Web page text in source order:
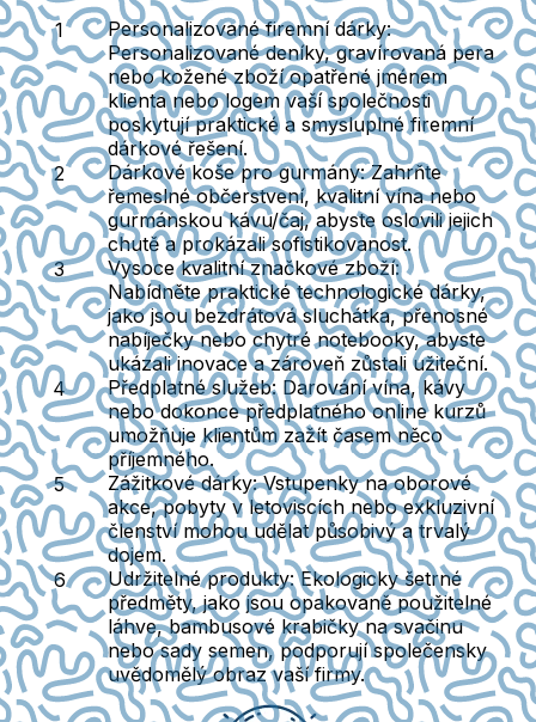
Personalizované firemní dárky:
Personalizované deníky, gravírovaná pera
nebo kožené zboží opatřené jménem
klienta nebo logem vaší společnosti
poskytují praktické a smysluplné firemní
dárkové řešení.
Dárkové koše pro gurmány: Zahrňte
řemeslné občerstvení, kvalitní vína nebo
gurmánskou kávu/čaj, abyste oslovili jejich
chutě a prokázali sofistikovanost.
Vysoce kvalitní značkové zboží:
Nabídněte praktické technologické dárky,
jako jsou bezdrátová sluchátka, přenosné
nabíječky nebo chytré notebooky, abyste
ukázali inovace a zároveň zůstali užiteční.
Předplatné služeb: Darování vína, kávy
nebo dokonce předplatného online kurzů
umožňuje klientům zažít časem něco
příjemného.
Zážitkové dárky: Vstupenky na oborové
akce, pobyty v letoviscích nebo exkluzivní
členství mohou udělat působivý a trvalý
dojem.
Udržitelné produkty: Ekologicky šetrné
předměty, jako jsou opakovaně použitelné
láhve, bambusové krabičky na svačinu
nebo sady semen, podporují společensky
uvědomělý obraz vaší firmy.